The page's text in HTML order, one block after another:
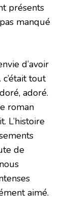
présents
manqué
d’avoir
tout
adoré.
roman
L’histoire
de
aimé.